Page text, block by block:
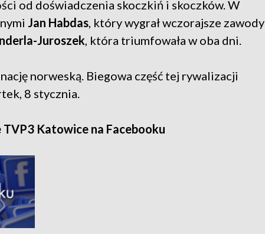
od doświadczenia skoczkiń i skoczków. W
Jan Habdas , który wygrał wczorajsze zawody
Juroszek , która triumfowała w oba dni.
norweską. Biegowa część tej rywalizacji
8 stycznia.
Katowice na Facebooku